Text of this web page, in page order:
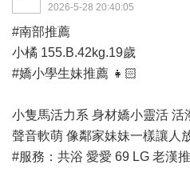
2026-5-28 20:40:05
#南部推薦
小橘 155.B.42kg.19歲
#嬌小學生妹推薦 👧🏻
小隻馬活力系 身材嬌小靈活 活
聲音軟萌 像鄰家妹妹一樣讓人
#服務：共浴 愛愛 69 LG 老漢